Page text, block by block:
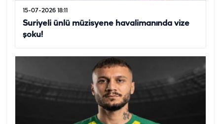
15-07-2026 18:11
Suriyeli ünlü müzisyene havalimanında vize
şoku!